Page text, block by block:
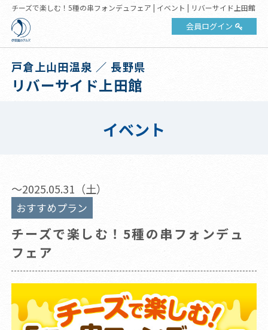
チーズで楽しむ！5種の串フォンデュフェア | イベント | リバーサイド上田館
会員ログイン
戸倉上山田温泉 ／ 長野県
リバーサイド上田館
イベント
～2025.05.31（土）
おすすめプラン
チーズで楽しむ！5種の串フォンデュ
フェア